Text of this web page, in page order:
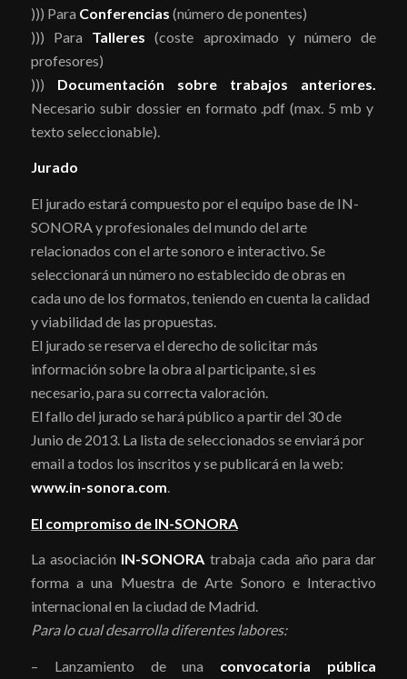
))) Para Conferencias (número de ponentes)
))) Para Talleres (coste aproximado y número de
profesores)
))) Documentación sobre trabajos anteriores.
Necesario subir dossier en formato .pdf (max. 5 mb y
texto seleccionable).
Jurado
El jurado estará compuesto por el equipo base de IN-
SONORA y profesionales del mundo del arte
relacionados con el arte sonoro e interactivo. Se
seleccionará un número no establecido de obras en
cada uno de los formatos, teniendo en cuenta la calidad
y viabilidad de las propuestas.
El jurado se reserva el derecho de solicitar más
información sobre la obra al participante, si es
necesario, para su correcta valoración.
El fallo del jurado se hará público a partir del 30 de
Junio de 2013. La lista de seleccionados se enviará por
email a todos los inscritos y se publicará en la web:
www.in-sonora.com.
El compromiso de IN-SONORA
La asociación IN-SONORA trabaja cada año para dar
forma a una Muestra de Arte Sonoro e Interactivo
internacional en la ciudad de Madrid.
Para lo cual desarrolla diferentes labores:
– Lanzamiento de una convocatoria pública